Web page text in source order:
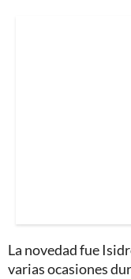
La novedad fue
varias ocasiones